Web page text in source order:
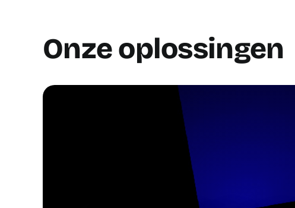
Onze oplossingen